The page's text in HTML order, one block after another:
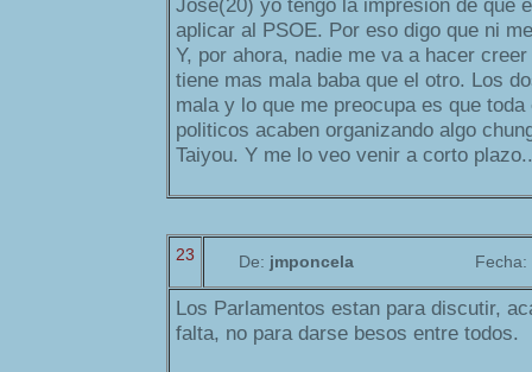
Jose(20) yo tengo la impresion de que
aplicar al PSOE. Por eso digo que ni
Y, por ahora, nadie me va a hacer
tiene mas mala baba que el otro. Los
mala y lo que me preocupa es que
politicos acaben organizando algo
Taiyou. Y me lo veo venir a corto
23 De: jmponcela Fecha:
Los Parlamentos estan para discutir,
falta, no para darse besos entre todos.